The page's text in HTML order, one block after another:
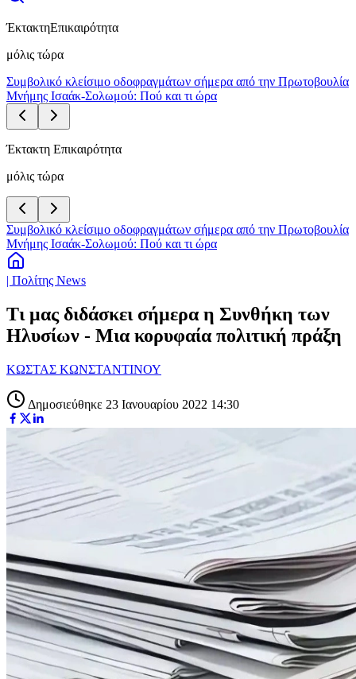
ΈκτακτηΕπικαιρότητα
μόλις τώρα
Συμβολικό κλείσιμο οδοφραγμάτων σήμερα από την Πρωτοβουλία
Μνήμης Ισαάκ-Σολωμού: Πού και τι ώρα
Έκτακτη Επικαιρότητα
μόλις τώρα
Συμβολικό κλείσιμο οδοφραγμάτων σήμερα από την Πρωτοβουλία
Μνήμης Ισαάκ-Σολωμού: Πού και τι ώρα
| Πολίτης News
Τι μας διδάσκει σήμερα η Συνθήκη των
Ηλυσίων - Μια κορυφαία πολιτική πράξη
ΚΩΣΤΑΣ ΚΩΝΣΤΑΝΤΙΝΟΥ
Δημοσιεύθηκε 23 Ιανουαρίου 2022 14:30